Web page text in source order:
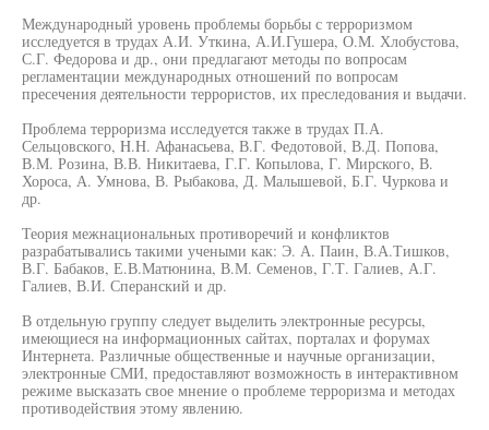
Международный уровень проблемы борьбы с терроризмом
исследуется в трудах А.И. Уткина, А.И.Гушера, О.М. Хлобустова,
С.Г. Федорова и др., они предлагают методы по вопросам
регламентации международных отношений по вопросам
пресечения деятельности террористов, их преследования и выдачи.
Проблема терроризма исследуется также в трудах П.А.
Сельцовского, H.H. Афанасьева, В.Г. Федотовой, В.Д. Попова,
В.М. Розина, В.В. Никитаева, Г.Г. Копылова, Г. Мирского, В.
Хороса, А. Умнова, В. Рыбакова, Д. Малышевой, Б.Г. Чуркова и
др.
Теория межнациональных противоречий и конфликтов
разрабатывались такими учеными как: Э. А. Паин, В.А.Тишков,
В.Г. Бабаков, Е.В.Матюнина, В.М. Семенов, Г.Т. Галиев, А.Г.
Галиев, В.И. Сперанский и др.
В отдельную группу следует выделить электронные ресурсы,
имеющиеся на информационных сайтах, порталах и форумах
Интернета. Различные общественные и научные организации,
электронные СМИ, предоставляют возможность в интерактивном
режиме высказать свое мнение о проблеме терроризма и методах
противодействия этому явлению.